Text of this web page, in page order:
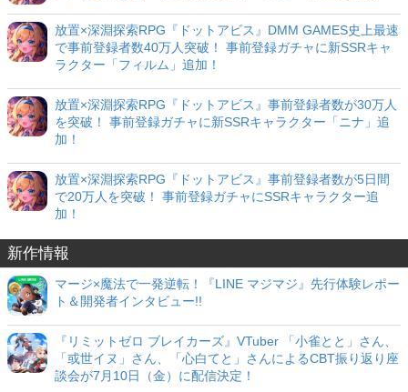
放置×深淵探索RPG『ドットアビス』DMM GAMES史上最速
で事前登録者数40万人突破！ 事前登録ガチャに新SSRキャ
ラクター「フィルム」追加！
放置×深淵探索RPG『ドットアビス』事前登録者数が30万人
を突破！ 事前登録ガチャに新SSRキャラクター「ニナ」追
加！
放置×深淵探索RPG『ドットアビス』事前登録者数が5日間
で20万人を突破！ 事前登録ガチャにSSRキャラクター追
加！
新作情報
マージ×魔法で一発逆転！『LINE マジマジ』先行体験レポー
ト＆開発者インタビュー!!
『リミットゼロ ブレイカーズ』VTuber 「小雀とと」さん、
「或世イヌ」さん、「心白てと」さんによるCBT振り返り座
談会が7月10日（金）に配信決定！